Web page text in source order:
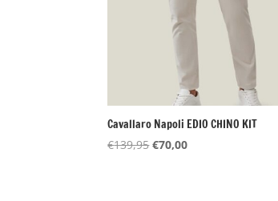
Cavallaro Napoli EDIO CHINO KIT
€139,95Oorspronkelijke
€70,00Huidige